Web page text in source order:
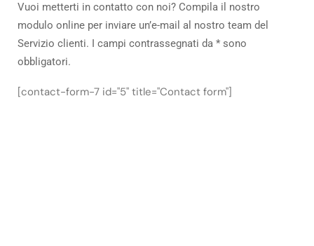
Vuoi metterti in contatto con noi? Compila il nostro
modulo online per inviare un’e-mail al nostro team del
Servizio clienti. I campi contrassegnati da * sono
obbligatori.
[contact-form-7 id="5" title="Contact form"]